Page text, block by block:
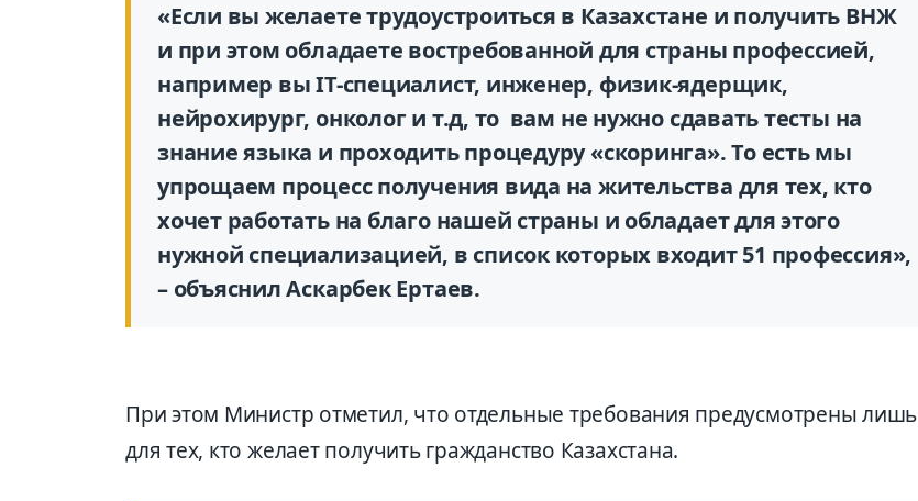
«Если вы желаете трудоустроиться в Казахстане и получить ВНЖ
и при этом обладаете востребованной для страны профессией,
например вы IT-специалист, инженер, физик-ядерщик,
нейрохирург, онколог и т.д, то вам не нужно сдавать тесты на
знание языка и проходить процедуру «скоринга». То есть мы
упрощаем процесс получения вида на жительства для тех, кто
хочет работать на благо нашей страны и обладает для этого
нужной специализацией, в список которых входит 51 профессия»,
– объяснил Аскарбек Ертаев.
При этом Министр отметил, что отдельные требования предусмотрены лишь
для тех, кто желает получить гражданство Казахстана.